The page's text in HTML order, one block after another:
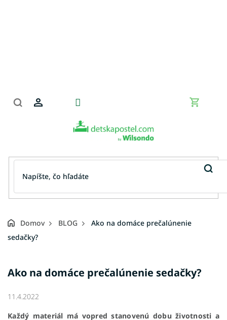
Domov BLOG
Ako na domáce prečalúnenie
sedačky?
Ako na domáce prečalúnenie sedačky?
11.4.2022
Každý materiál má vopred stanovenú dobu životnosti a